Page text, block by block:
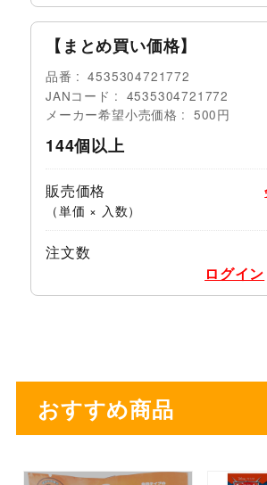
【まとめ買い価格】
品番
4535304721772
JANコード
4535304721772
メーカー希望小売価格
500円
144個以上
販売価格
（単価 × 入数）
注文数
ログイン
おすすめ商品